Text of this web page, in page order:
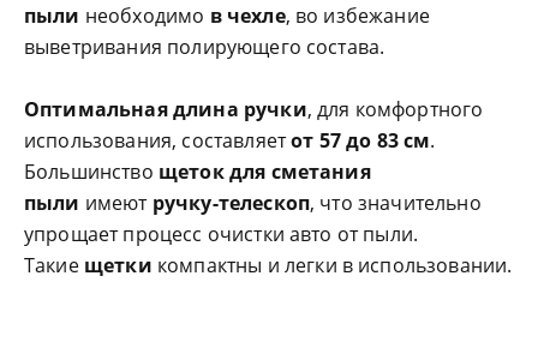
пыли необходимо в чехле, во избежание
выветривания полирующего состава.
Оптимальная длина ручки, для комфортного
использования, составляетот 57 до 83 см.
Большинство щеток для сметания
пыли имеютручку-телескоп, что значительно
упрощает процесс очистки авто от пыли.
Такиещетки компактны и легки в использовании.